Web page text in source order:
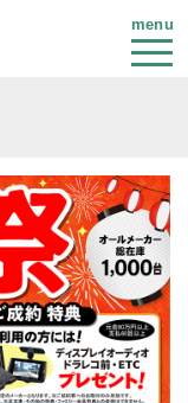
menu